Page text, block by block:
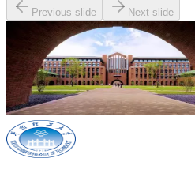
Previous slide Next slide